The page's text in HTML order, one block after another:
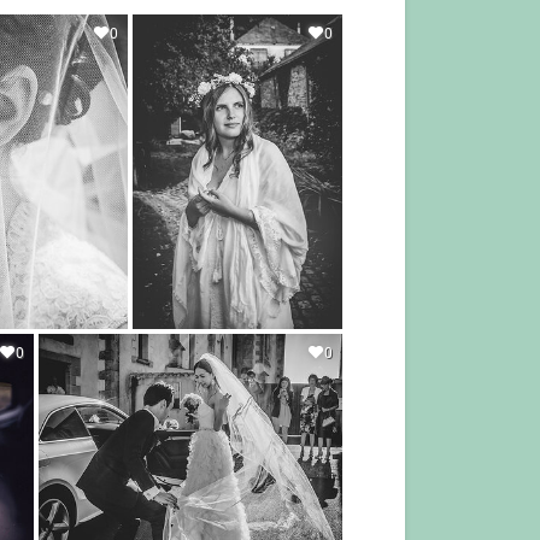
0 0
0 0